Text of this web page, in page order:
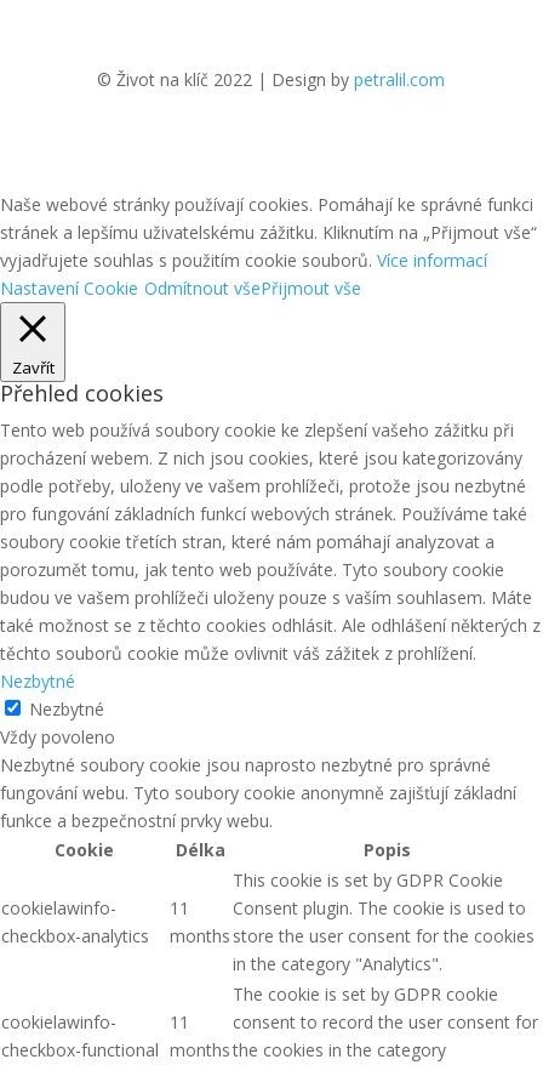
© Život na klíč 2022 | Design bypetralil.com
Naše webové stránky používají cookies. Pomáhají ke správné funkci
stránek a lepšímu uživatelskému zážitku. Kliknutím na „Přijmout vše“
vyjadřujete souhlas s použitím cookie souborů. Více informací
Nastavení Cookie Odmítnout všePřijmout vše
Zavřít
Přehled cookies
Tento web používá soubory cookie ke zlepšení vašeho zážitku při
procházení webem. Z nich jsou cookies, které jsou kategorizovány
podle potřeby, uloženy ve vašem prohlížeči, protože jsou nezbytné
pro fungování základních funkcí webových stránek. Používáme také
soubory cookie třetích stran, které nám pomáhají analyzovat a
porozumět tomu, jak tento web používáte. Tyto soubory cookie
budou ve vašem prohlížeči uloženy pouze s vaším souhlasem. Máte
také možnost se z těchto cookies odhlásit. Ale odhlášení některých z
těchto souborů cookie může ovlivnit váš zážitek z prohlížení.
Nezbytné
Nezbytné
Vždy povoleno
Nezbytné soubory cookie jsou naprosto nezbytné pro správné
fungování webu. Tyto soubory cookie anonymně zajišťují základní
funkce a bezpečnostní prvky webu.
Cookie
Délka Popis
cookielawinfo-
checkbox-analytics
11
months
This cookie is set by GDPR Cookie
Consent plugin. The cookie is used to
store the user consent for the cookies
in the category "Analytics".
cookielawinfo-
checkbox-functional
11
months
The cookie is set by GDPR cookie
consent to record the user consent for
the cookies in the category